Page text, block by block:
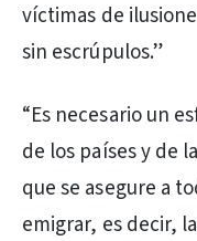
víctimas de
sin escrúpulos.”
“Es necesario un
de los países y de
que se asegure a
emigrar, es decir,